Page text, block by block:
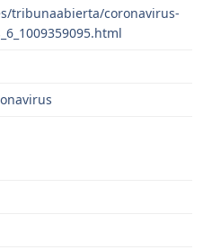
tribunaabierta/coronavirus-